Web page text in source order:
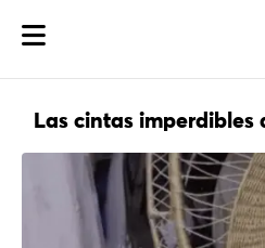
Las cintas imperdibles